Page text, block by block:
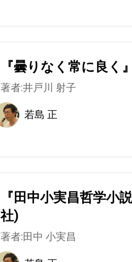
『曇りなく常に良く
著者:井戸川 射子
若島 正
『田中小実昌哲学小
社)
著者:田中 小実昌